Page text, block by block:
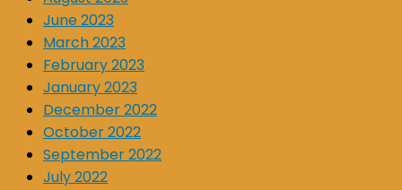
June 2023
March 2023
February 2023
January 2023
December 2022
October 2022
September 2022
July 2022